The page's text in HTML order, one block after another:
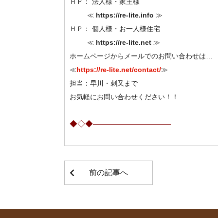
≪ https://re-lite.info ≫
ＨＰ： 個人様・お一人様住宅
≪ https://re-lite.net ≫
ホームページからメールでのお問い合わせは…
≪https://re-lite.net/contact/≫
担当：早川・刺又まで
お気軽にお問い合わせください！！
◆◇◆——————————
前の記事へ